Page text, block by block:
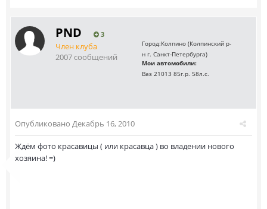
PND 3
Член клуба
2007 сообщений
Город:Колпино (Колпинский р-
н г. Санкт-Петербурга)
Мои автомобили:
Ваз 21013 85г.р. 58л.с.
Опубликовано Декабрь 16, 2010
Ждём фото красавицы ( или красавца ) во владении нового
хозяина! =)